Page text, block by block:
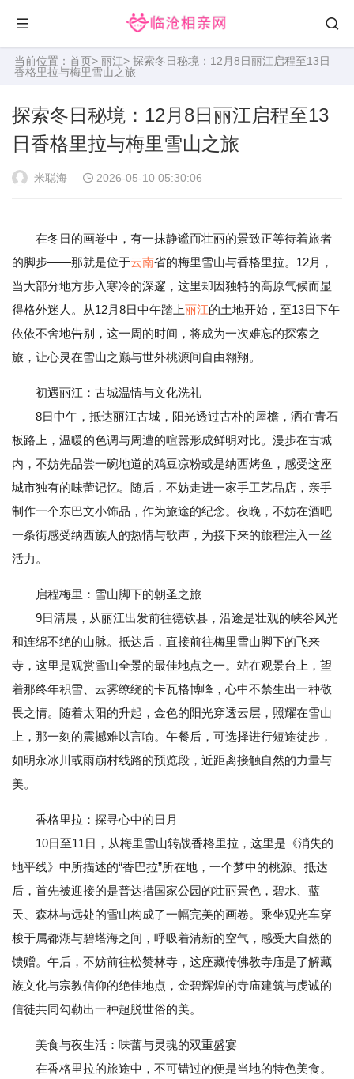
当前位置： 首页> 丽江> 探索冬日秘境：12月8日丽江启程至13日
香格里拉与梅里雪山之旅
探索冬日秘境：12月8日丽江启程至13
日香格里拉与梅里雪山之旅
米聪海 2026-05-10 05:30:06
在冬日的画卷中，有一抹静谧而壮丽的景致正等待着旅者
的脚步——那就是位于云南省的梅里雪山与香格里拉。12月，
当大部分地方步入寒冷的深邃，这里却因独特的高原气候而显
得格外迷人。从12月8日中午踏上丽江的土地开始，至13日下午
依依不舍地告别，这一周的时间，将成为一次难忘的探索之
旅，让心灵在雪山之巅与世外桃源间自由翱翔。
初遇丽江：古城温情与文化洗礼
8日中午，抵达丽江古城，阳光透过古朴的屋檐，洒在青石
板路上，温暖的色调与周遭的喧嚣形成鲜明对比。漫步在古城
内，不妨先品尝一碗地道的鸡豆凉粉或是纳西烤鱼，感受这座
城市独有的味蕾记忆。随后，不妨走进一家手工艺品店，亲手
制作一个东巴文小饰品，作为旅途的纪念。夜晚，不妨在酒吧
一条街感受纳西族人的热情与歌声，为接下来的旅程注入一丝
活力。
启程梅里：雪山脚下的朝圣之旅
9日清晨，从丽江出发前往德钦县，沿途是壮观的峡谷风光
和连绵不绝的山脉。抵达后，直接前往梅里雪山脚下的飞来
寺，这里是观赏雪山全景的最佳地点之一。站在观景台上，望
着那终年积雪、云雾缭绕的卡瓦格博峰，心中不禁生出一种敬
畏之情。随着太阳的升起，金色的阳光穿透云层，照耀在雪山
上，那一刻的震撼难以言喻。午餐后，可选择进行短途徒步，
如明永冰川或雨崩村线路的预览段，近距离接触自然的力量与
美。
香格里拉：探寻心中的日月
10日至11日，从梅里雪山转战香格里拉，这里是《消失的
地平线》中所描述的“香巴拉”所在地，一个梦中的桃源。抵达
后，首先被迎接的是普达措国家公园的壮丽景色，碧水、蓝
天、森林与远处的雪山构成了一幅完美的画卷。乘坐观光车穿
梭于属都湖与碧塔海之间，呼吸着清新的空气，感受大自然的
馈赠。午后，不妨前往松赞林寺，这座藏传佛教寺庙是了解藏
族文化与宗教信仰的绝佳地点，金碧辉煌的寺庙建筑与虔诚的
信徒共同勾勒出一种超脱世俗的美。
美食与夜生活：味蕾与灵魂的双重盛宴
在香格里拉的旅途中，不可错过的便是当地的特色美食。